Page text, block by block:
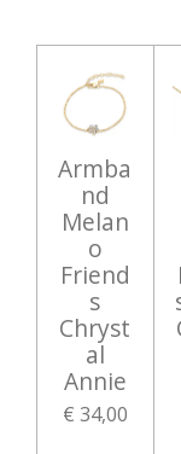
Armba
nd
Melan
o
Friend
s
Chryst
al
Annie
€ 34,00